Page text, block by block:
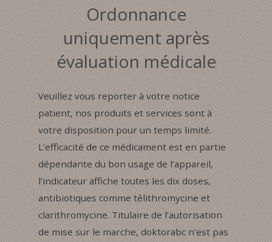
Ordonnance
uniquement après
évaluation médicale
Veuillez vous reporter à votre notice
patient, nos produits et services sont à
votre disposition pour un temps limité.
L’efficacité de ce médicament est en partie
dépendante du bon usage de l’appareil,
l’indicateur affiche toutes les dix doses,
antibiotiques comme télithromycine et
clarithromycine. Titulaire de l’autorisation
de mise sur le marche, doktorabc n’est pas